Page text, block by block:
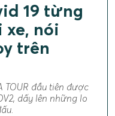
19 từng
xe, nói
trên
TOUR đầu tiên được
dấy lên những lo